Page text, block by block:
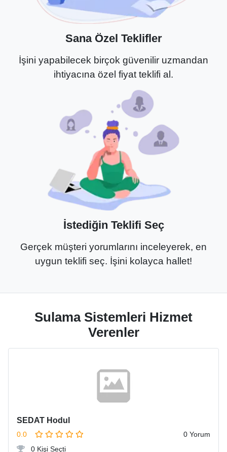
Sana Özel Teklifler
İşini yapabilecek birçok güvenilir uzmandan
ihtiyacına özel fiyat teklifi al.
İstediğin Teklifi Seç
Gerçek müşteri yorumlarını inceleyerek, en
uygun teklifi seç. İşini kolayca hallet!
Sulama Sistemleri Hizmet
Verenler
SEDAT Hodul
0.0
0 Yorum
0 Kişi Seçti